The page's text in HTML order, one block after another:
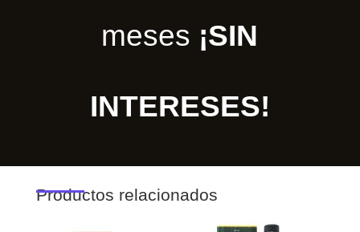
meses ¡SIN
INTERESES!
Productos relacionados